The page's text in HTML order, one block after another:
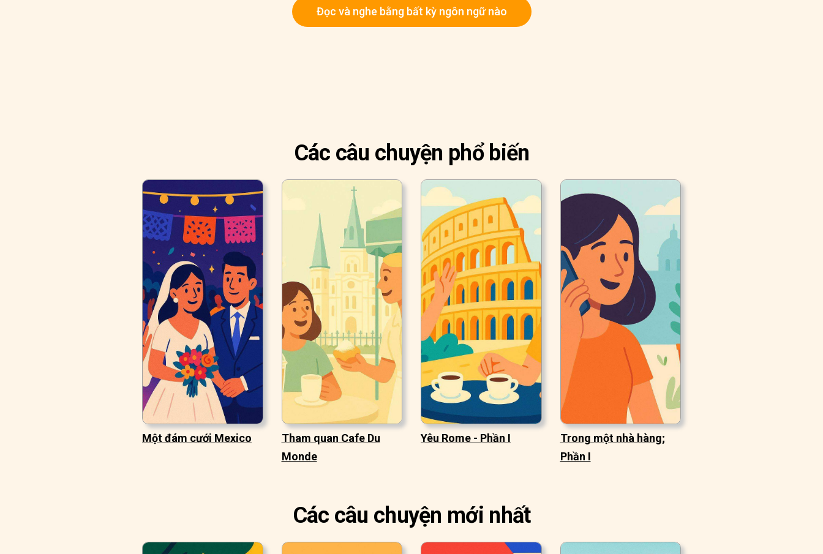
Đọc và nghe bằng bất kỳ ngôn ngữ nào
Các câu chuyện phổ biến
Một đám cưới Mexico
Tham quan Cafe Du
Monde
Yêu Rome - Phần I
Trong một nhà hàng;
Phần I
Các câu chuyện mới nhất